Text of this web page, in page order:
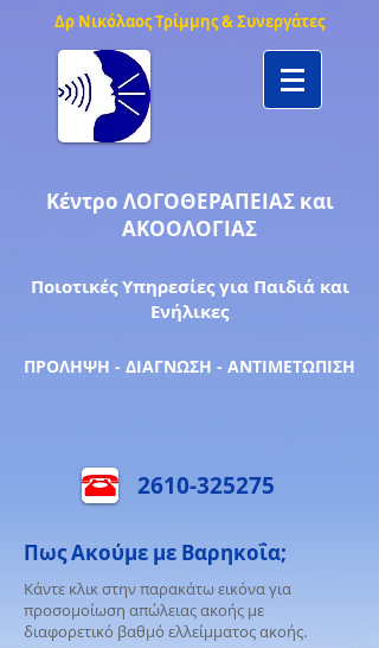
Δρ Νικόλαος Τρίμμης & Συνεργάτες
Κέντρο ΛΟΓΟΘΕΡΑΠΕΙΑΣ και
ΑΚΟΟΛΟΓΙΑΣ
Ποιοτικές Υπηρεσίες για Παιδιά και
Ενήλικες
ΠΡΟΛΗΨΗ - ΔΙΑΓΝΩΣΗ - ΑΝΤΙΜΕΤΩΠΙΣΗ
2610-325275
Πως Ακούμε με Βαρηκοΐα;
Κάντε κλικ στην παρακάτω εικόνα για
προσομοίωση απώλειας ακοής με
διαφορετικό βαθμό ελλείμματος ακοής.